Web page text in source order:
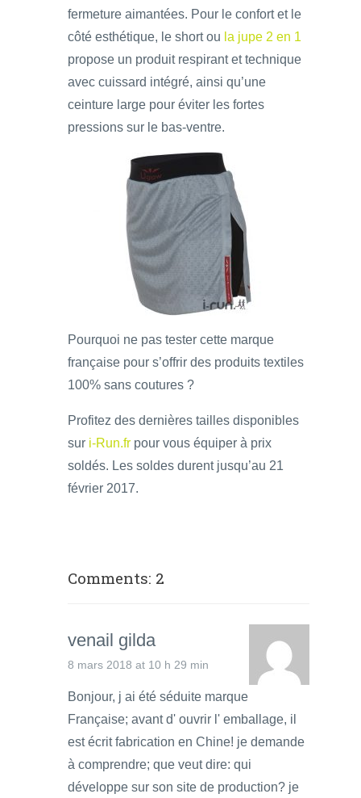
fermeture aimantées. Pour le confort et le
côté esthétique, le short ou la jupe 2 en 1
propose un produit respirant et technique
avec cuissard intégré, ainsi qu’une
ceinture large pour éviter les fortes
pressions sur le bas-ventre.
Pourquoi ne pas tester cette marque
française pour s’offrir des produits textiles
100% sans coutures ?
Profitez des dernières tailles disponibles
sur i-Run.fr pour vous équiper à prix
soldés. Les soldes durent jusqu’au 21
février 2017.
Comments: 2
venail gilda
8 mars 2018 at 10 h 29 min
Bonjour, j ai été séduite marque
Française; avant d' ouvrir l' emballage, il
est écrit fabrication en Chine! je demande
à comprendre; que veut dire: qui
développe sur son site de production? je